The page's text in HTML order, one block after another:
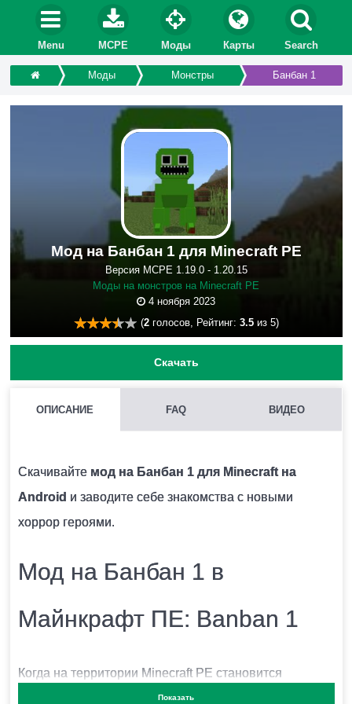
Menu MCPE Моды Карты Search
Моды Монстры Банбан 1
Мод на Банбан 1 для Minecraft PE
Версия MCPE 1.19.0 - 1.20.15
Моды на монстров на Minecraft PE
4 ноября 2023
(2голосов, Рейтинг: 3.5из 5)
Скачать
ОПИСАНИЕ FAQ ВИДЕО
Скачивайте мод на Банбан 1 для Minecraft на
Android и заводите себе знакомства с новыми
хоррор героями.
Мод на Банбан 1 в
Майнкрафт ПЕ: Banban 1
Когда на территории Minecraft PE становится
слишком спокойно, игрокам может показаться такое
Показать
Нежелательно, поскольку модификации могут
конфликтовать между собой и вызывать ошибки.
КАК УСТАНОВИТЬ МОД НА БАНБАН 1?
Модификация установится автоматически.
МОЖНО ЛИ ЗАПУСТИТЬ ЭТУ МОДИФИКАЦИЮ В